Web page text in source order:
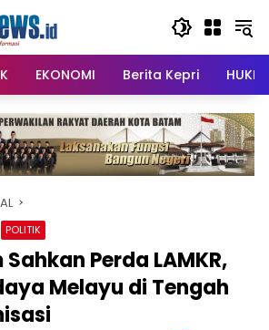
EKONOMI Berita Kepri
POLITIK
Sahkan Perda LAMKR,
Melayu di Tengah